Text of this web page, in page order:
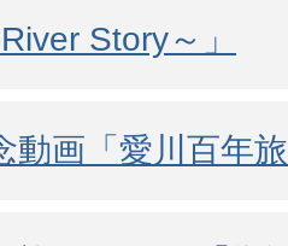
Story～」
動画「愛川百年